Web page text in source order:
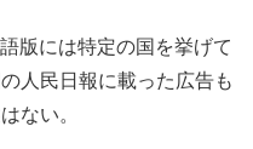
版には特定の国を挙げて
人民日報に載った広告も
ない。